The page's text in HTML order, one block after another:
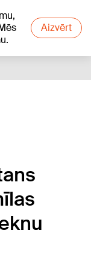
Aizvērt